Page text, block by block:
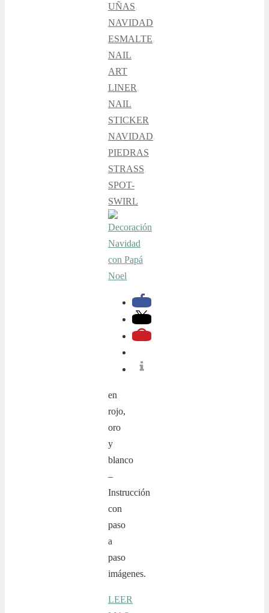
UÑAS,
NAVIDAD
ESMALTE,
NAIL
ART
LINER,
NAIL
STICKER
NAVIDAD,
PIEDRAS
STRASS,
SPOT-
SWIRL
en
rojo,
oro
y
blanco
–
Instrucción
con
paso
a
paso
imágenes.
LEER